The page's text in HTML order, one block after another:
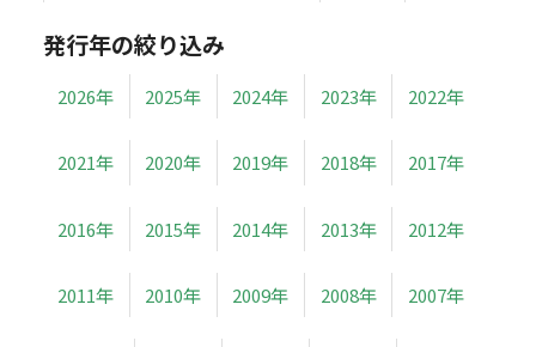
発行年の絞り込み
2026年 2025年 2024年 2023年 2022年
2021年 2020年 2019年 2018年 2017年
2016年 2015年 2014年 2013年 2012年
2011年 2010年 2009年 2008年 2007年